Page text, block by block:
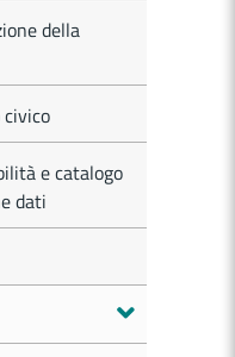
della
e catalogo
dati